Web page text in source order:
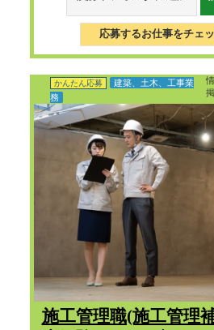
応募するお仕事をチェ
かんたん応募
建築、土木、工事業
務
施工管理職(施工管